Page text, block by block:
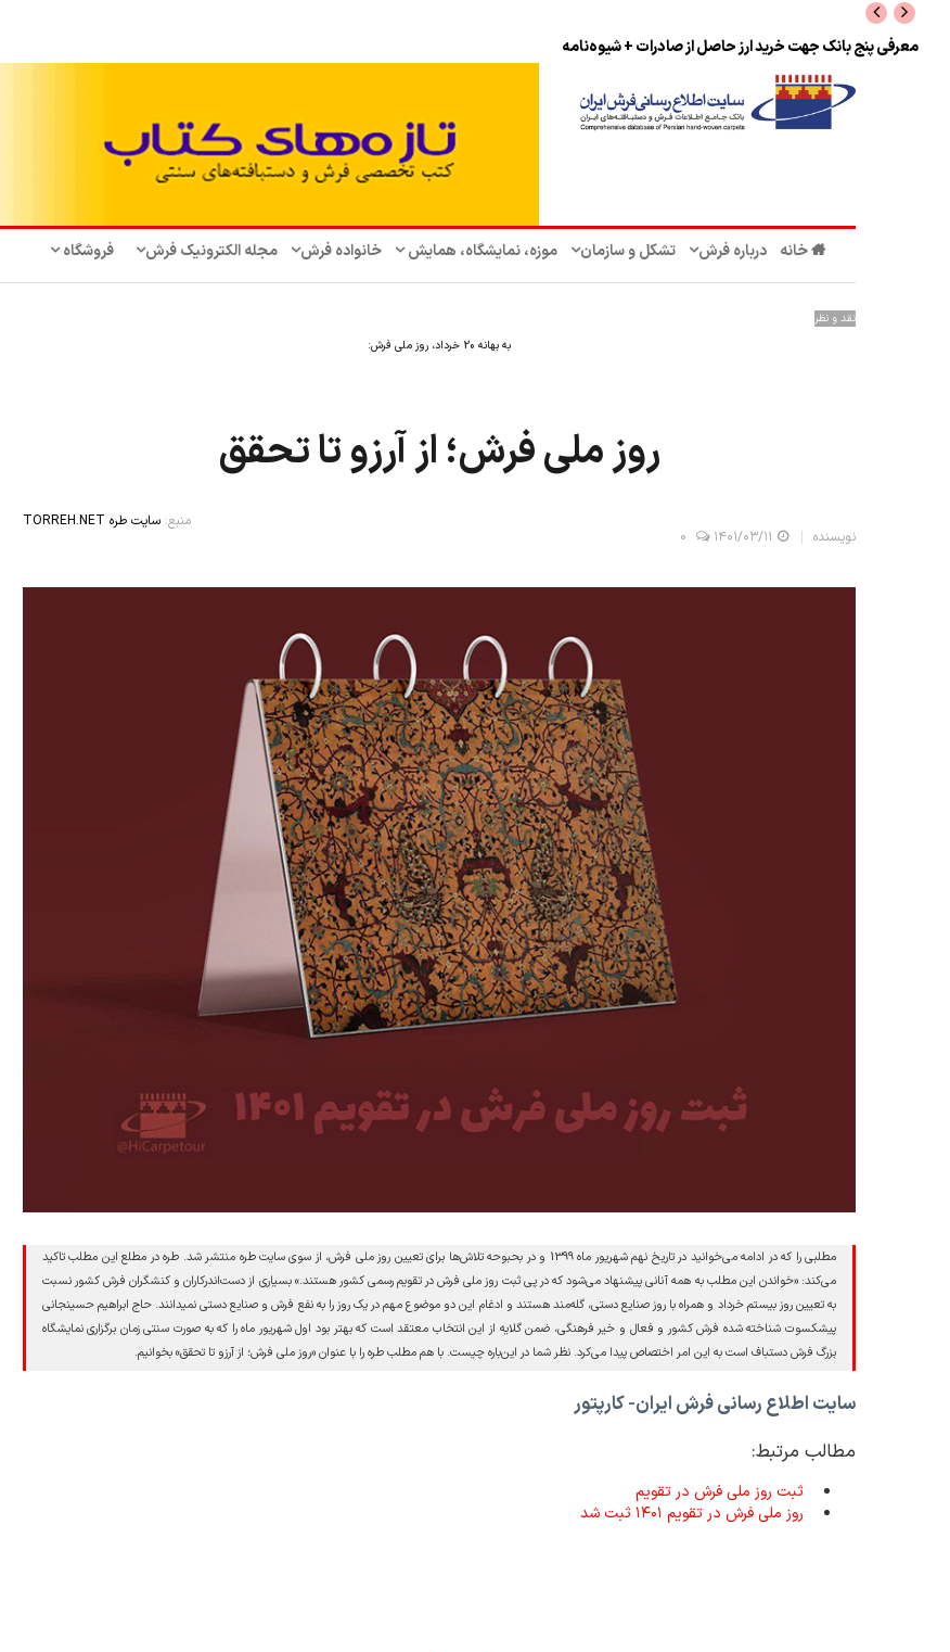
نرخ بازگشت ارز حاصل از صادرات + تکمیلی
خانه درباره فرش تشکل‌ و سازمان‌ موزه، نمایشگاه، همایش‌ خانواده فرش مجله الکترونیک فرش فروشگاه
نقد و نظر
به بهانه 20 خرداد، روز ملی فرش:
روز ملی فرش؛ از آرزو تا تحقق
نویسنده ۱۴۰۱/۰۳/۱۱ 0
منبع:سایت طره TORREH.NET
مطلبی را که در ادامه می‌خوانید در تاریخ نهم شهریور ماه 1399 و در بحبوحه تلاش‌ها برای تعیین روز ملی فرش، از سوی سایت طره منتشر شد. طره در مطلع این مطلب تاکید
می‌کند: «خواندن این مطلب به همه آنانی پیشنهاد می‌شود که در پی ثبت روز ملی فرش در تقویم رسمی کشور هستند.» بسیاری از دست‌اندرکاران و کنشگران فرش کشور نسبت
به تعیین روز بیستم خرداد و همراه با روز صنایع دستی، گله‌مند هستند و ادغام این دو موضوع مهم در یک روز را به نفع فرش و صنایع دستی نمیدانند. حاج ابراهیم حسینجانی
پیشکسوت شناخته شده فرش کشور و فعال و خیر فرهنگی، ضمن گلایه از این انتخاب معتقد است که بهتر بود اول شهریور ماه را که به صورت سنتی زمان برگزاری نمایشگاه
بزرگ فرش دستباف است به این امر اختصاص پیدا می‌کرد. نظر شما در این‌باره چیست. با هم مطلب طره را با عنوان «روز ملی فرش؛ از آرزو تا تحقق» بخوانیم.
سایت اطلاع رسانی فرش ایران- کارپتور
مطالب مرتبط:
ثبت روز ملی فرش در تقویم
روز ملی فرش در تقویم ۱۴۰۱ ثبت شد